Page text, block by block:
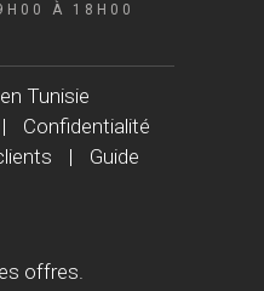
À 18H00
Tunisie
Confidentialité
Guide
offres.